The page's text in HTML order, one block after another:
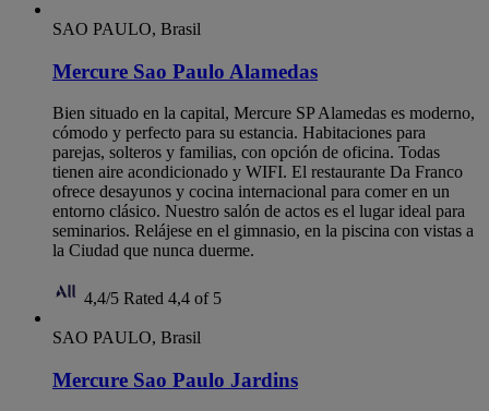
SAO PAULO, Brasil
Mercure Sao Paulo Alamedas
Bien situado en la capital, Mercure SP Alamedas es moderno,
cómodo y perfecto para su estancia. Habitaciones para
parejas, solteros y familias, con opción de oficina. Todas
tienen aire acondicionado y WIFI. El restaurante Da Franco
ofrece desayunos y cocina internacional para comer en un
entorno clásico. Nuestro salón de actos es el lugar ideal para
seminarios. Relájese en el gimnasio, en la piscina con vistas a
la Ciudad que nunca duerme.
4,4/5 Rated 4,4 of 5
SAO PAULO, Brasil
Mercure Sao Paulo Jardins